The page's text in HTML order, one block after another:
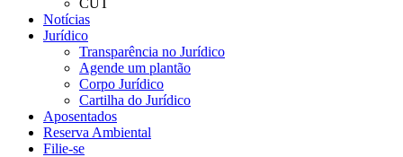
Notícias
Jurídico
Transparência no Jurídico
Agende um plantão
Corpo Jurídico
Cartilha do Jurídico
Aposentados
Reserva Ambiental
Filie-se